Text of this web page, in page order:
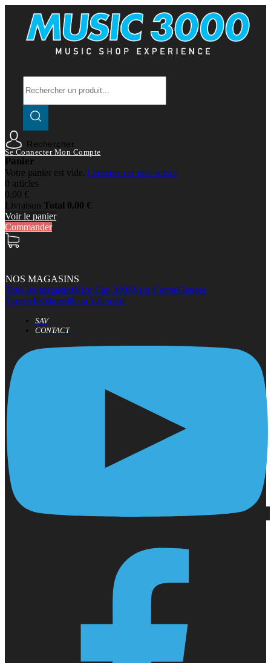
Rechercher
Se Connecter Mon Compte
Panier
Votre panier est vide. Commencer mes achats
0 articles
0,00 €
Livraison Total 0,00 €
Voir le panier
Commander
NOS MAGASINS
Tous les magasinsNice Cap 3000Nice CentreCannes
TourradesMarseille la Valentine
SAV
CONTACT